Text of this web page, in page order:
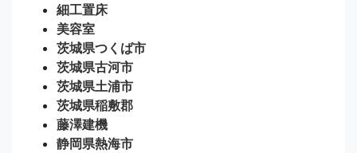
細工置床
美容室
茨城県つくば市
茨城県古河市
茨城県土浦市
茨城県稲敷郡
藤澤建機
静岡県熱海市